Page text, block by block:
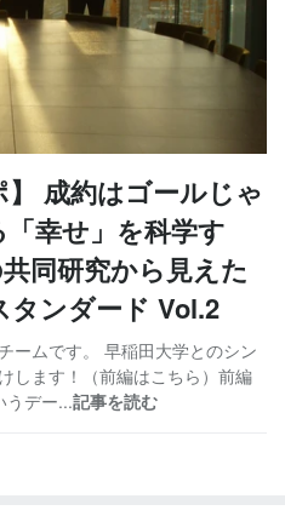
】 成約はゴールじゃ
幸せ」を科学す
同研究から見えた
タンダード Vol.2
ームです。 早稲田大学とのシン
します！（前編はこちら）前編
うデー...記事を読む